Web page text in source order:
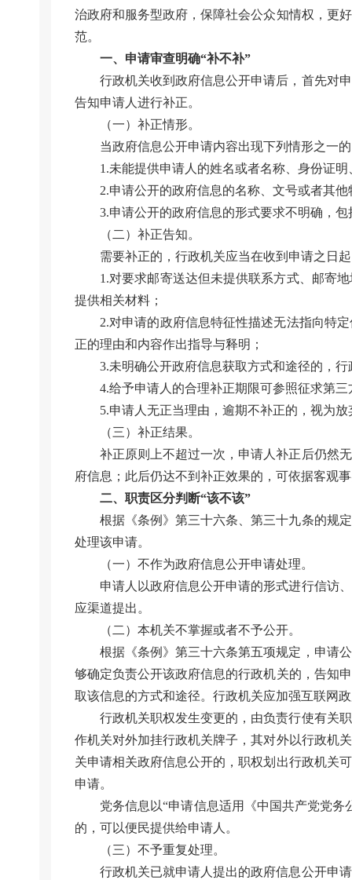
治政府和服务型政府，保障社会公众知情权，更
范。
一、申请审查明确“补不补”
行政机关收到政府信息公开申请后，首先对
告知申请人进行补正。
（一）补正情形。
当政府信息公开申请内容出现下列情形之一
1.未能提供申请人的姓名或者名称、身份证
2.申请公开的政府信息的名称、文号或者其
3.申请公开的政府信息的形式要求不明确，
（二）补正告知。
需要补正的，行政机关应当在收到申请之日
1.对要求邮寄送达但未提供联系方式、邮寄
提供相关材料；
2.对申请的政府信息特征性描述无法指向特
正的理由和内容作出指导与释明；
3.未明确公开政府信息获取方式和途径的，
4.给予申请人的合理补正期限可参照征求第
5.申请人无正当理由，逾期不补正的，视为
（三）补正结果。
补正原则上不超过一次，申请人补正后仍然
府信息；此后仍达不到补正效果的，可依据客观
二、职责区分判断“该不该”
根据《条例》第三十六条、第三十九条的规
处理该申请。
（一）不作为政府信息公开申请处理。
申请人以政府信息公开申请的形式进行信访
应渠道提出。
（二）本机关不掌握或者不予公开。
根据《条例》第三十六条第五项规定，申请
够确定负责公开该政府信息的行政机关的，告知
取该信息的方式和途径。行政机关应加强互联网
行政机关职权发生变更的，由负责行使有关
作机关对外加挂行政机关牌子，其对外以行政机
关申请相关政府信息公开的，职权划出行政机关
申请。
党务信息以“申请信息适用《中国共产党党
的，可以便民提供给申请人。
（三）不予重复处理。
行政机关已就申请人提出的政府信息公开申